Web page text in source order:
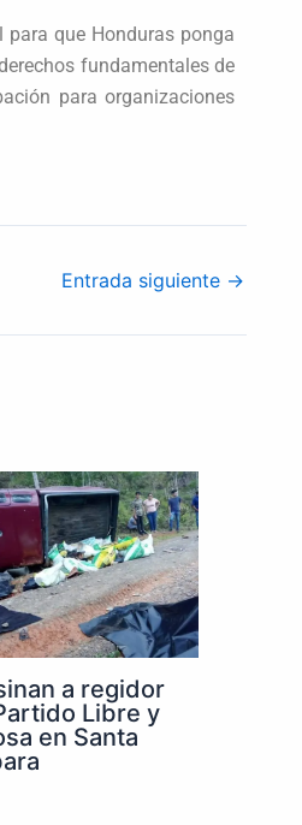
para que Honduras ponga
fundamentales de
para organizaciones
Entrada siguiente →
a regidor
Libre y
en Santa